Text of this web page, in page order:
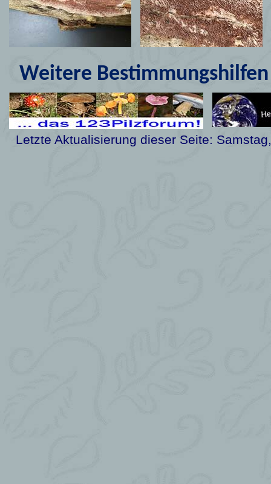
Weitere
Letzte Aktualisierung dieser Seite: